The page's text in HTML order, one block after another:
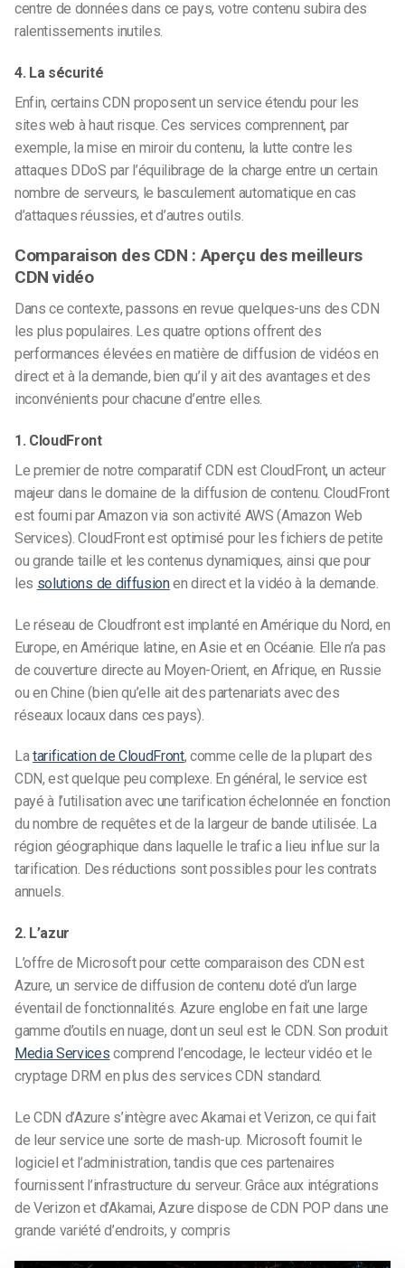
centre de données dans ce pays, votre contenu subira des
ralentissements inutiles.
4. La sécurité
Enfin, certains CDN proposent un service étendu pour les
sites web à haut risque. Ces services comprennent, par
exemple, la mise en miroir du contenu, la lutte contre les
attaques DDoS par l’équilibrage de la charge entre un certain
nombre de serveurs, le basculement automatique en cas
d’attaques réussies, et d’autres outils.
Comparaison des CDN : Aperçu des meilleurs
CDN vidéo
Dans ce contexte, passons en revue quelques-uns des CDN
les plus populaires. Les quatre options offrent des
performances élevées en matière de diffusion de vidéos en
direct et à la demande, bien qu’il y ait des avantages et des
inconvénients pour chacune d’entre elles.
1. CloudFront
Le premier de notre comparatif CDN est CloudFront, un acteur
majeur dans le domaine de la diffusion de contenu. CloudFront
est fourni par Amazon via son activité AWS (Amazon Web
Services). CloudFront est optimisé pour les fichiers de petite
ou grande taille et les contenus dynamiques, ainsi que pour
les solutions de diffusionen direct et la vidéo à la demande.
Le réseau de Cloudfront est implanté en Amérique du Nord, en
Europe, en Amérique latine, en Asie et en Océanie. Elle n’a pas
de couverture directe au Moyen-Orient, en Afrique, en Russie
ou en Chine (bien qu’elle ait des partenariats avec des
réseaux locaux dans ces pays).
Latarification de CloudFront, comme celle de la plupart des
CDN, est quelque peu complexe. En général, le service est
payé à l’utilisation avec une tarification échelonnée en fonction
du nombre de requêtes et de la largeur de bande utilisée. La
région géographique dans laquelle le trafic a lieu influe sur la
tarification. Des réductions sont possibles pour les contrats
annuels.
2. L’azur
L’offre de Microsoft pour cette comparaison des CDN est
Azure, un service de diffusion de contenu doté d’un large
éventail de fonctionnalités. Azure englobe en fait une large
gamme d’outils en nuage, dont un seul est le CDN. Son produit
Media Services comprend l’encodage, le lecteur vidéo et le
cryptage DRM en plus des services CDN standard.
Le CDN d’Azure s’intègre avec Akamai et Verizon, ce qui fait
de leur service une sorte de mash-up. Microsoft fournit le
logiciel et l’administration, tandis que ces partenaires
fournissent l’infrastructure du serveur. Grâce aux intégrations
de Verizon et d’Akamai, Azure dispose de CDN POP dans une
grande variété d’endroits, y compris